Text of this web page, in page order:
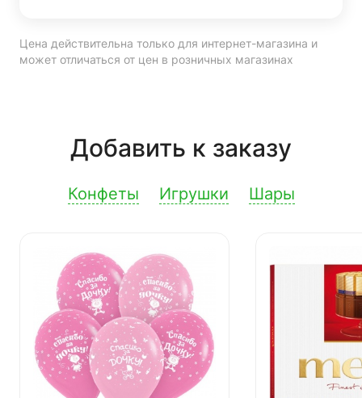
Цена действительна только для интернет-магазина и
может отличаться от цен в розничных магазинах
Добавить к заказу
Конфеты Игрушки Шары